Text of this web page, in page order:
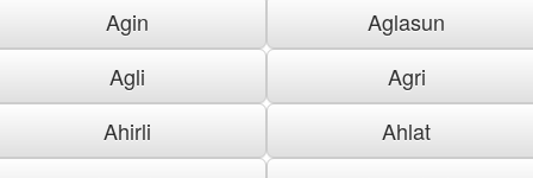
Agin
Aglasun
Agli
Agri
Ahirli
Ahlat